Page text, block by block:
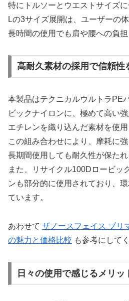
特にトルソーとウエストサイズに
Lの3サイズ展開は、ユーザーの
長時間の使用でも肩や腰への負担
高耐久素材の採用で信頼性
本製品はテクニカルウルトラPE
ビックナイロンに、極めて高い
エチレンを織り込んだ素材を使用
この組み合わせにより、摩耗に
長期間使用しても耐久性が保たれ
また、リサイクル100Dロービッ
ンも部分的に使用されており、
ています。
あわせて ザノースフェイス ブリ
の魅力と価格比較 も参考にして
日々の使用で感じるメリッ